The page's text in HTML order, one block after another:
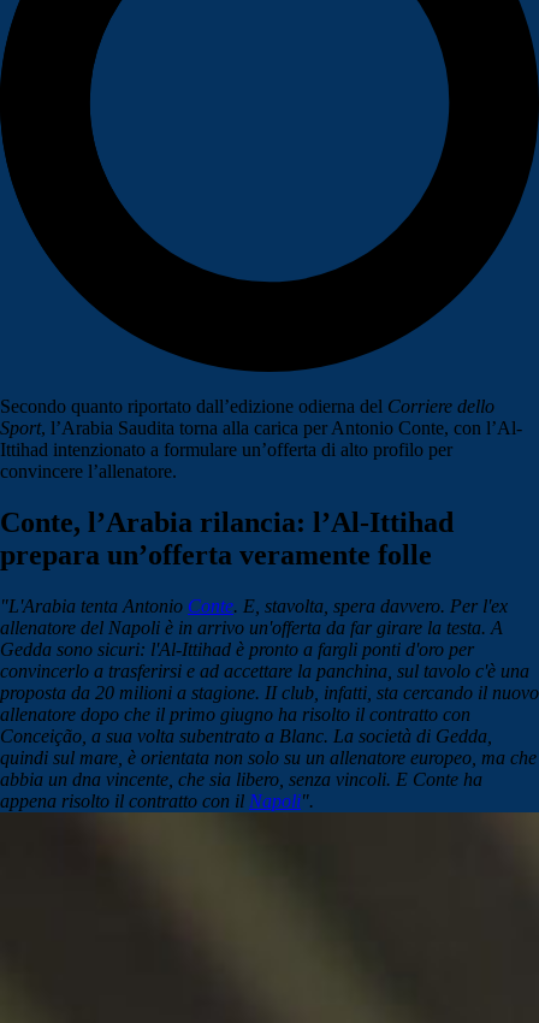
Secondo quanto riportato dall’edizione odierna del Corriere dello
Sport, l’Arabia Saudita torna alla carica per Antonio Conte, con l’Al-
Ittihad intenzionato a formulare un’offerta di alto profilo per
convincere l’allenatore.
Conte, l’Arabia rilancia: l’Al-Ittihad
prepara un’offerta veramente folle
"L'Arabia tenta Antonio Conte. E, stavolta, spera davvero. Per l'ex
allenatore del Napoli è in arrivo un'offerta da far girare la testa. A
Gedda sono sicuri: l'Al-Ittihad è pronto a fargli ponti d'oro per
convincerlo a trasferirsi e ad accettare la panchina, sul tavolo c'è una
proposta da 20 milioni a stagione. II club, infatti, sta cercando il nuovo
allenatore dopo che il primo giugno ha risolto il contratto con
Conceição, a sua volta subentrato a Blanc. La società di Gedda,
quindi sul mare, è orientata non solo su un allenatore europeo, ma che
abbia un dna vincente, che sia libero, senza vincoli. E Conte ha
appena risolto il contratto con il Napoli".